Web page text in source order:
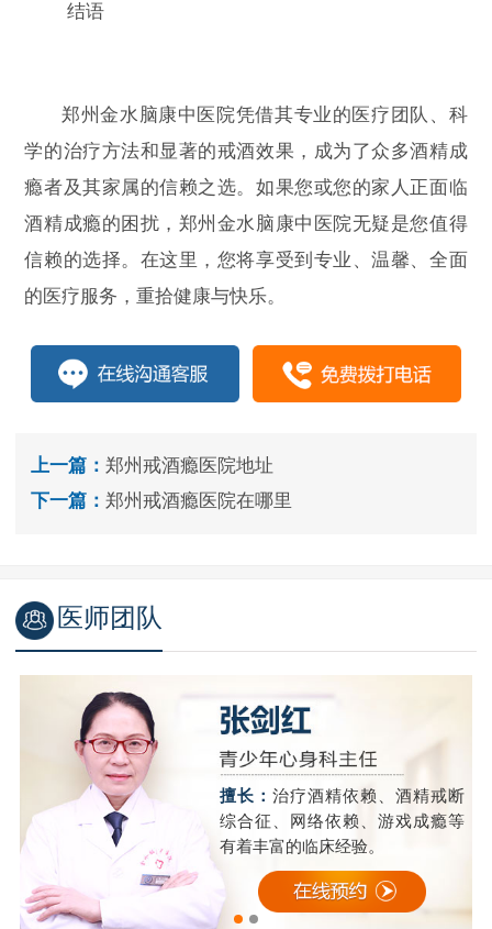
结语
郑州金水脑康中医院凭借其专业的医疗团队、科
学的治疗方法和显著的戒酒效果，成为了众多酒精成
瘾者及其家属的信赖之选。如果您或您的家人正面临
酒精成瘾的困扰，郑州金水脑康中医院无疑是您值得
信赖的选择。在这里，您将享受到专业、温馨、全面
的医疗服务，重拾健康与快乐。
上一篇： 郑州戒酒瘾医院地址
下一篇： 郑州戒酒瘾医院在哪里
医师团队
擅长：治疗酒精依赖、酒精戒断
综合征、网络依赖、游戏成瘾等
有着丰富的临床经验。